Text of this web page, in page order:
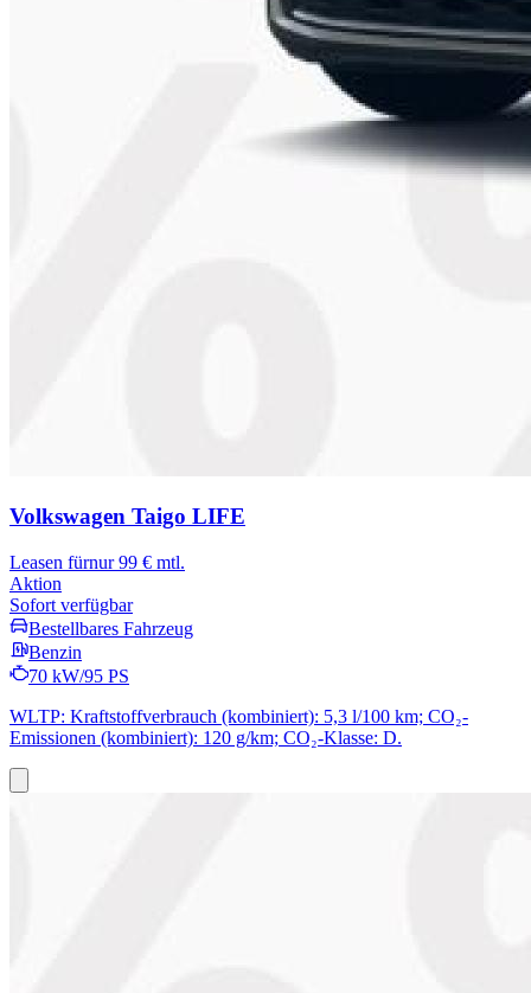
Volkswagen Taigo LIFE
Leasen fürnur 99 € mtl.
Aktion
Sofort verfügbar
Bestellbares Fahrzeug
Benzin
70 kW/95 PS
WLTP: Kraftstoffverbrauch (kombiniert): 5,3 l/100 km; CO₂-
Emissionen (kombiniert): 120 g/km; CO₂-Klasse: D.